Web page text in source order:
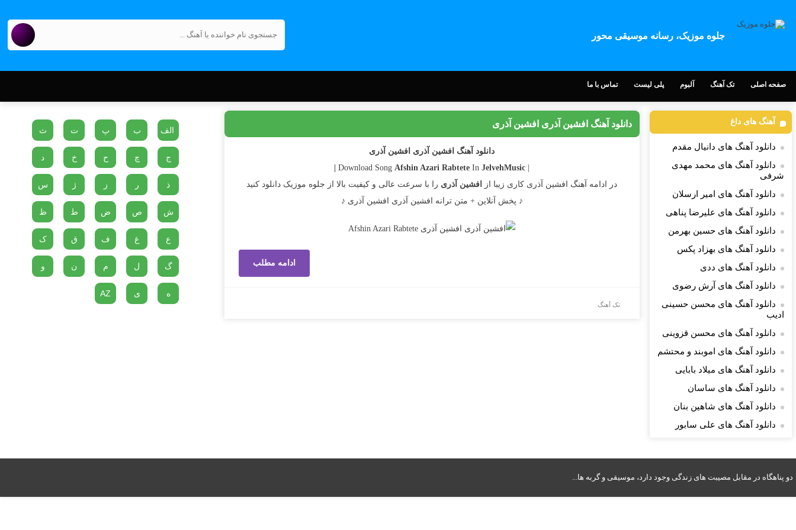
جلوه موزیک، رسانه موسیقی محور
صفحه اصلی تک آهنگ آلبوم پلی لیست تماس با ما
دانلود آهنگ افشین آذری افشین آذری
دانلود آهنگ افشین آذری افشین آذری
Afshin Azari Rabtete InJelvehMusic |
در ادامه آهنگ افشین آذری کاری زیبا از
افشین آذری را با سرعت عالی و کیفیت بالا از جلوه موزیک دانلود کنید
♪ پخش آنلاین + متن ترانه افشین آذری افشین آذری ♪
ادامه مطلب
تک آهنگ
آهنگ های داغ
دانلود آهنگ های دانیال مقدم
دانلود آهنگ های محمد مهدی
شرفی
دانلود آهنگ های امیر ارسلان
دانلود آهنگ های علیرضا پناهی
دانلود آهنگ های حسین بهرمن
دانلود آهنگ های بهزاد پکس
دانلود آهنگ های ددی
دانلود آهنگ های آرش رضوی
دانلود آهنگ های محسن حسینی
ادیب
دانلود آهنگ های محسن قزوینی
دانلود آهنگ های اموبند و محتشم
دانلود آهنگ های میلاد بابایی
دانلود آهنگ های ساسان
دانلود آهنگ های شاهین بنان
دانلود آهنگ های علی سابور
الف ب پ ت ث
ج چ ح خ د
ذ ر ز ژ س
ش ص ض ط ظ
ع غ ف ق ک
گ ل م ن و
ه ی AZ
دو پناهگاه در مقابل مصیبت های زندگی وجود دارد، موسیقی و گربه ها...